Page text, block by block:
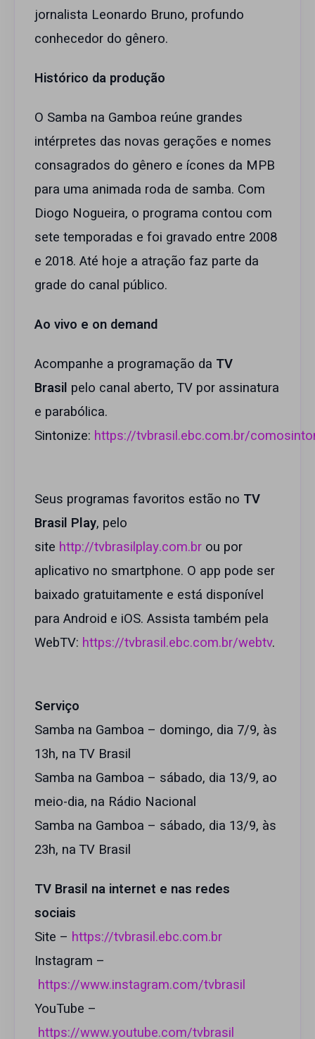
jornalista Leonardo Bruno, profundo
conhecedor do gênero.
Histórico da produção
O Samba na Gamboa reúne grandes
intérpretes das novas gerações e nomes
consagrados do gênero e ícones da MPB
para uma animada roda de samba. Com
Diogo Nogueira, o programa contou com
sete temporadas e foi gravado entre 2008
e 2018. Até hoje a atração faz parte da
grade do canal público.
Ao vivo e on demand
Acompanhe a programação da TV
Brasil pelo canal aberto, TV por assinatura
e parabólica.
Sintonize: https://tvbrasil.ebc.com.br/
Seus programas favoritos estão no TV
Brasil Play, pelo
site http://tvbrasilplay.com.br ou por
aplicativo no smartphone. O app pode ser
baixado gratuitamente e está disponível
para Android e iOS. Assista também pela
WebTV: https://tvbrasil.ebc.com.br/webtv.
Serviço
Samba na Gamboa – domingo, dia 7/9, às
13h, na TV Brasil
Samba na Gamboa – sábado, dia 13/9, ao
meio-dia, na Rádio Nacional
Samba na Gamboa – sábado, dia 13/9, às
23h, na TV Brasil
TV Brasil na internet e nas redes
sociais
Site – https://tvbrasil.ebc.com.br
Instagram –
https://www.instagram.com/tvbrasil
YouTube –
https://www.youtube.com/tvbrasil